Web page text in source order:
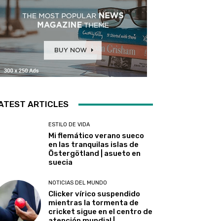
ARTICLES
ESTILO DE VIDA
Mi flemático verano sueco
en las tranquilas islas de
Östergötland | asueto en
suecia
NOTICIAS DEL MUNDO
Clicker vírico suspendido
mientras la tormenta de
cricket sigue en el centro de